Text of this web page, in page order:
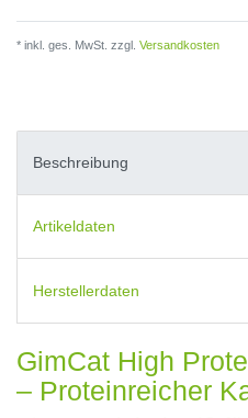
* inkl. ges. MwSt. zzgl. Versandkosten
Beschreibung
Artikeldaten
Herstellerdaten
GimCat High
– Proteinreicher